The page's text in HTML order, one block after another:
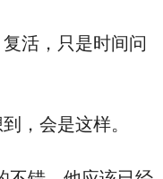
活，只是时间问
，会是这样。